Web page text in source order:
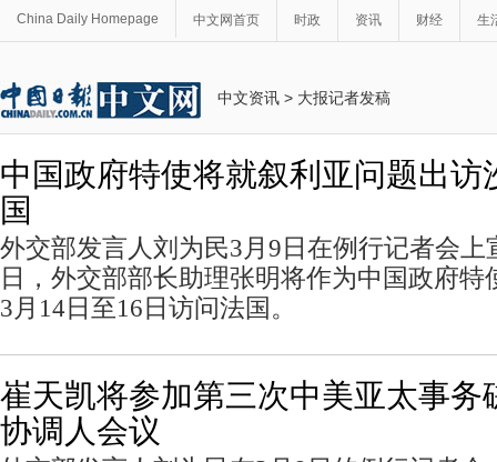
China Daily Homepage 中文网首页 时政 资讯 财经 生
中文资讯 > 大报记者发稿
中国政府特使将就叙利亚问题出访
国
外交部发言人刘为民3月9日在例行记者会上
日，外交部部长助理张明将作为中国政府特
3月14日至16日访问法国。
崔天凯将参加第三次中美亚太事务
协调人会议